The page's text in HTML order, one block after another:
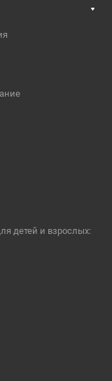
детей и взрослых: